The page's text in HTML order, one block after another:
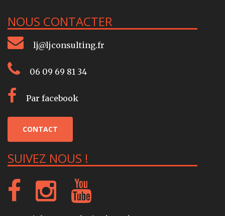
NOUS CONTACTER
lj@ljconsulting.fr
06 09 69 81 34
Par facebook
CONTACT
SUIVEZ NOUS !